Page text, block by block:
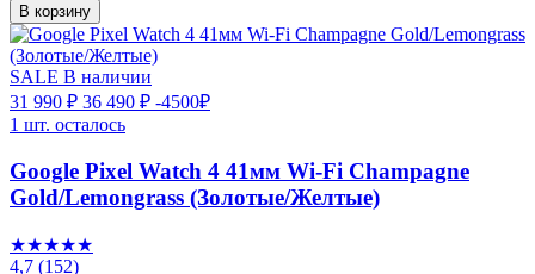
В корзину
SALE В наличии
31 990 ₽ 36 490 ₽ -4500₽
1 шт. осталось
Google Pixel Watch 4 41мм Wi-Fi Champagne
Gold/Lemongrass (Золотые/Желтые)
★★★★★
4,7 (152)